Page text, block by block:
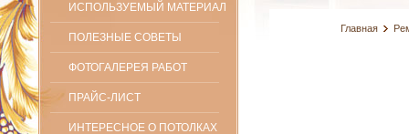
ИСПОЛЬЗУЕМЫЙ МАТЕРИАЛ
ПОЛЕЗНЫЕ СОВЕТЫ
ФОТОГАЛЕРЕЯ РАБОТ
ПРАЙС-ЛИСТ
ИНТЕРЕСНОЕ О ПОТОЛКАХ
Главная